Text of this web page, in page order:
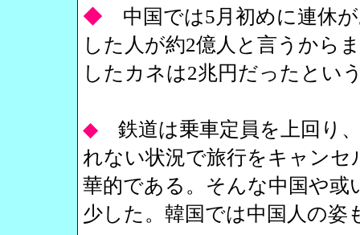
◆ 中国では5月初めに連休
した人が約2億人と言うから
したカネは2兆円だったとい
◆ 鉄道は乗車定員を上回り
れない状況で旅行をキャン
華的である。そんな中国や或
少した。韓国では中国人の